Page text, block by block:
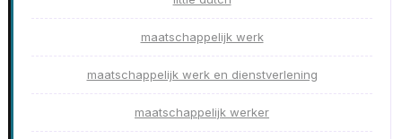
maatschappelijk werk
maatschappelijk werk en dienstverlening
maatschappelijk werker